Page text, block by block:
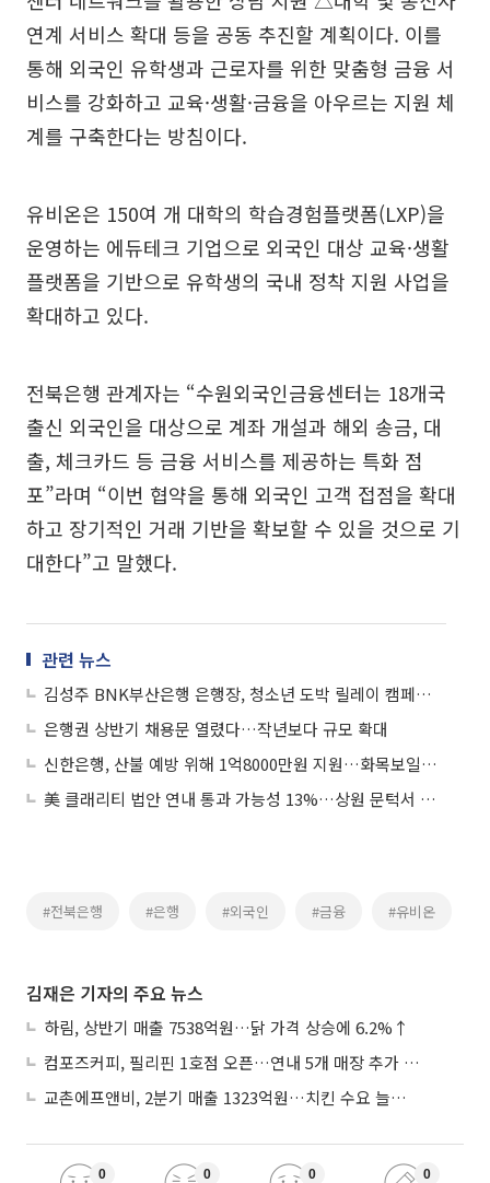
연계 서비스 확대 등을 공동 추진할 계획이다. 이를
통해 외국인 유학생과 근로자를 위한 맞춤형 금융 서
비스를 강화하고 교육·생활·금융을 아우르는 지원 체
계를 구축한다는 방침이다.
유비온은 150여 개 대학의 학습경험플랫폼(LXP)을
운영하는 에듀테크 기업으로 외국인 대상 교육·생활
플랫폼을 기반으로 유학생의 국내 정착 지원 사업을
확대하고 있다.
전북은행 관계자는 “수원외국인금융센터는 18개국
출신 외국인을 대상으로 계좌 개설과 해외 송금, 대
출, 체크카드 등 금융 서비스를 제공하는 특화 점
포”라며 “이번 협약을 통해 외국인 고객 접점을 확대
하고 장기적인 거래 기반을 확보할 수 있을 것으로 기
대한다”고 말했다.
관련 뉴스
김성주 BNK부산은행 은행장, 청소년 도박 릴레이 캠페인 동참
은행권 상반기 채용문 열렸다…작년보다 규모 확대
신한은행, 산불 예방 위해 1억8000만원 지원…화목보일러 안전설비 설치
美 클래리티 법안 연내 통과 가능성 13%…상원 문턱서 제동
#전북은행 #은행 #외국인 #금융 #유비온
김재은 기자의 주요 뉴스
하림, 상반기 매출 7538억원…닭 가격 상승에 6.2%↑
컴포즈커피, 필리핀 1호점 오픈…연내 5개 매장 추가 출점
교촌에프앤비, 2분기 매출 1323억원…치킨 수요 늘며 4.9%↑
0 0 0 0